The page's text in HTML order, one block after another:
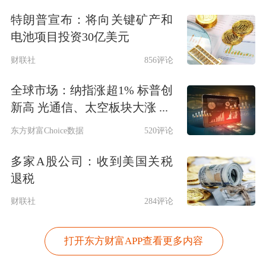
特朗普宣布：将向关键矿产和
电池项目投资30亿美元
财联社 856评论
全球市场：纳指涨超1% 标普创
新高 光通信、太空板块大涨 ...
东方财富Choice数据 520评论
多家A股公司：收到美国关税
退税
财联社 284评论
打开东方财富APP查看更多内容